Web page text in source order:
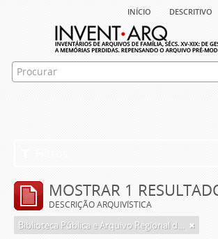
início descritivo
MOSTRAR 1
DESCRIÇÃO ARQUIVÍSTICA
Biblioteca Pública e Arquivo Regional de Ponta Delgada